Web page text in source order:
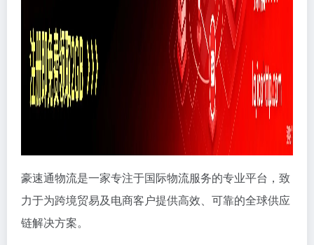
豪速通物流是一家专注于国际物流服务的专业平台，致
力于为跨境贸易及电商客户提供高效、可靠的全球供应
链解决方案。